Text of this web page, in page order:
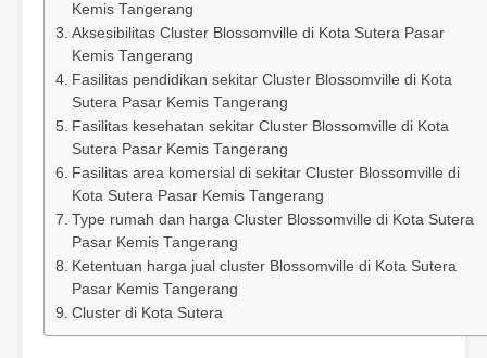
Kemis Tangerang
Aksesibilitas Cluster Blossomville di Kota Sutera Pasar
Kemis Tangerang
Fasilitas pendidikan sekitar Cluster Blossomville di Kota
Sutera Pasar Kemis Tangerang
Fasilitas kesehatan sekitar Cluster Blossomville di Kota
Sutera Pasar Kemis Tangerang
Fasilitas area komersial di sekitar Cluster Blossomville di
Kota Sutera Pasar Kemis Tangerang
Type rumah dan harga Cluster Blossomville di Kota Sutera
Pasar Kemis Tangerang
Ketentuan harga jual cluster Blossomville di Kota Sutera
Pasar Kemis Tangerang
Cluster di Kota Sutera